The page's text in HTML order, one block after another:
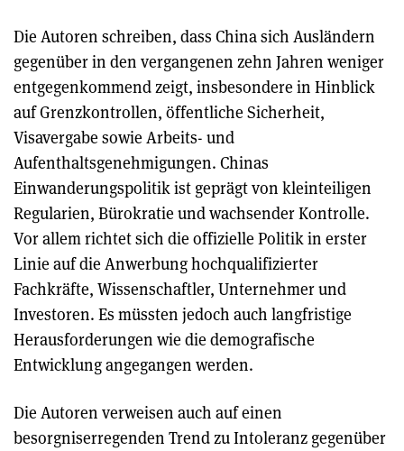
Die Autoren schreiben, dass China sich Ausländern
gegenüber in den vergangenen zehn Jahren weniger
entgegenkommend zeigt, insbesondere in Hinblick
auf Grenzkontrollen, öffentliche Sicherheit,
Visavergabe sowie Arbeits- und
Aufenthaltsgenehmigungen. Chinas
Einwanderungspolitik ist geprägt von kleinteiligen
Regularien, Bürokratie und wachsender Kontrolle.
Vor allem richtet sich die offizielle Politik in erster
Linie auf die Anwerbung hochqualifizierter
Fachkräfte, Wissenschaftler, Unternehmer und
Investoren. Es müssten jedoch auch langfristige
Herausforderungen wie die demografische
Entwicklung angegangen werden.
Die Autoren verweisen auch auf einen
besorgniserregenden Trend zu Intoleranz gegenüber